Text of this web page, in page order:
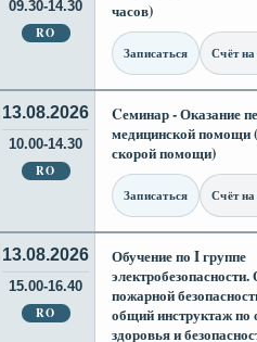
09.30-14.30
RO
часов)
Записаться Счёт
13.08.2026
10.00-14.30
RO
Cеминар - Оказание
медицинской помощи
скорой помощи)
Записаться Счёт
13.08.2026
15.00-16.40
RO
Обучение по I группе
электробезопасности.
пожарной
общий инструктаж по
здоровья и